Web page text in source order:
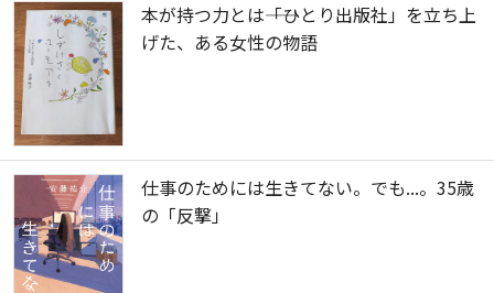
本が持つ力とは――「ひとり出版社」を立ち上
げた、ある女性の物語
仕事のためには生きてない。でも...。35歳
の「反撃」